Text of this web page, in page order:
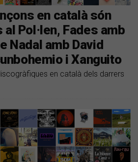
en català són
al Pol·len, Fades amb
Nadal amb David
i Xanguito
en català dels darrers